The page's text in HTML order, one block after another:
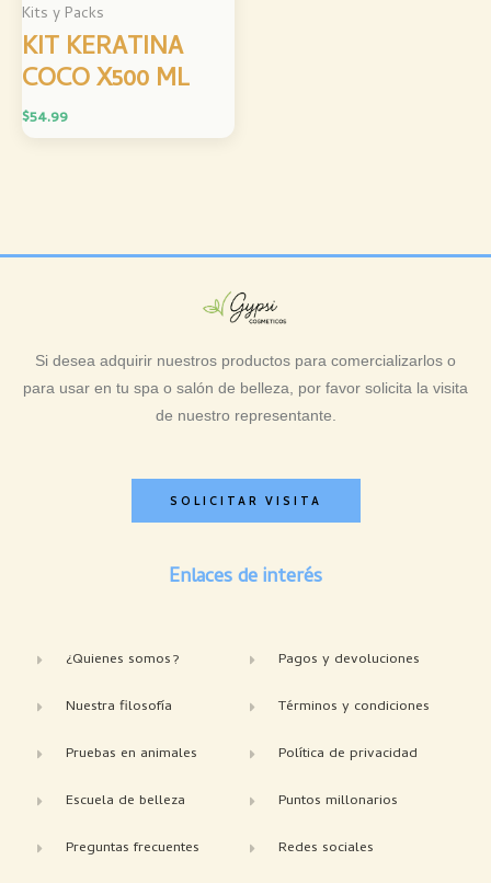
Kits y Packs
KIT KERATINA
COCO X500 ML
$54.99
Si desea adquirir nuestros productos para comercializarlos o
para usar en tu spa o salón de belleza, por favor solicita la visita
de nuestro representante.
SOLICITAR VISITA
Enlaces de interés
¿Quienes somos?
Nuestra filosofía
Pruebas en animales
Escuela de belleza
Preguntas frecuentes
Pagos y devoluciones
Términos y condiciones
Política de privacidad
Puntos millonarios
Redes sociales